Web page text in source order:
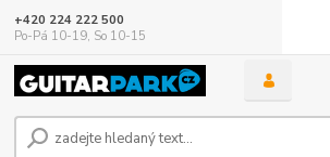
+420 224 222 500
Po-Pá 10-19, So 10-15